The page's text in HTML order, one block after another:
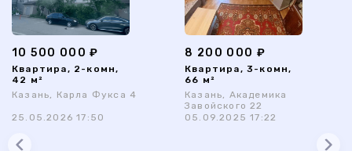
10 500 000 ₽
Квартира, 2-комн,
42 м²
Казань, Карла Фукса 4
25.05.2026 17:50
8 200 000 ₽
Квартира, 3-комн,
66 м²
Казань, Академика
Завойского 22
05.09.2025 17:22